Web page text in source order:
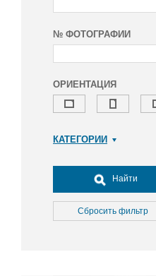
№ ФОТОГРАФИИ
ОРИЕНТАЦИЯ
КАТЕГОРИИ
Досуг, туризм и отдых
Культура
Медицина
Найти
Сбросить фильтр